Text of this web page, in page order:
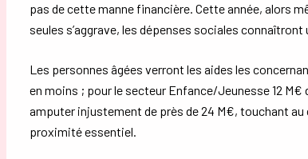
pas de cette manne financière. Cette année, alors
seules s’aggrave, les dépenses sociales
Les personnes âgées verront les aides les
en moins ; pour le secteur Enfance/Jeunesse 12
amputer injustement de près de 24 M€, touchant au
proximité essentiel.